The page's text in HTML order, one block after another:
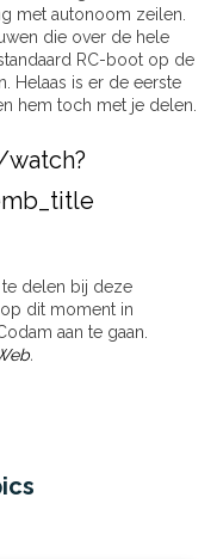
met autonoom zeilen.
die over de hele
RC-boot op de
Helaas is er de eerste
hem toch met je delen.
delen bij deze
dit moment in
aan te gaan.
.